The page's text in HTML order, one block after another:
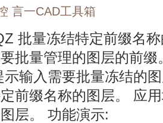
言一CAD工具箱
批量冻结特定前缀名
批量管理的图层的前
输入需要批量冻结的
前缀名称的图层。 应
层。 功能演示: